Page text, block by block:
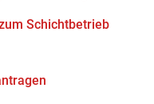
Schichtbetrieb